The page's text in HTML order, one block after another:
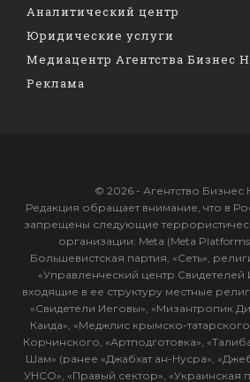
Аналитический центр
Юридические услуги
Медиацентр Агентства Бизнес
Реклама
© 2026 - Агентство Бизнес
Редакция обращает внимание, что в
запрещены следующие
организации: Meta (Meta
Большевистская партия, «Сеть»,
«Управленческий центр Свидетелей
входящие в ее структуру местные
«Свидетели Иеговы», «Мизантропик
Каида», «Меджлис крымско-
Корчинского, «Артподготовка»,
Шам» (ранее «Джабхат ан-Нусра»,
УНСО», «Правый сектор», «Украинская